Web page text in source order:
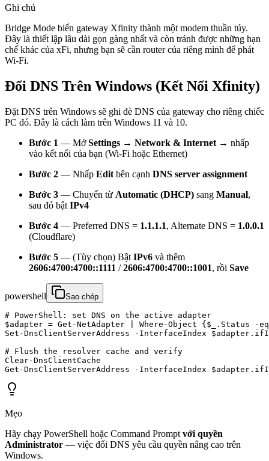
Ghi chú
Bridge Mode biến gateway Xfinity thành một modem thuần túy.
Đây là thiết lập lâu dài gọn gàng nhất và còn tránh được những hạn
chế khác của xFi, nhưng bạn sẽ cần router của riêng mình để phát
Wi-Fi.
Đổi DNS Trên Windows (Kết Nối Xfinity)
Đặt DNS trên Windows sẽ ghi đè DNS của gateway cho riêng chiếc
PC đó. Đây là cách làm trên Windows 11 và 10.
Bước 1 — MởSettings → Network & Internet → nhấp
vào kết nối của bạn (Wi-Fi hoặc Ethernet)
Bước 2 — Nhấp Edit bên cạnh DNS server assignment
Bước 3 — Chuyển từ Automatic (DHCP) sang Manual,
sau đó bật IPv4
Bước 4 — Preferred DNS = 1.1.1.1, Alternate DNS = 1.0.0.1
(Cloudflare)
Bước 5 — (Tùy chọn) Bật IPv6 và thêm
2606:4700:4700::1111 /2606:4700:4700::1001, rồi Save
powershell Sao chép
# PowerShell: set DNS on the active adapter
$adapter = Get-NetAdapter | Where-Object
Set-DnsClientServerAddress -InterfaceIndex
# Flush the resolver cache and verify
Clear-DnsClientCache
Get-DnsClientServerAddress -InterfaceIndex
Mẹo
Hãy chạy PowerShell hoặc Command Prompt với quyền
Administrator — việc đổi DNS yêu cầu quyền nâng cao trên
Windows.